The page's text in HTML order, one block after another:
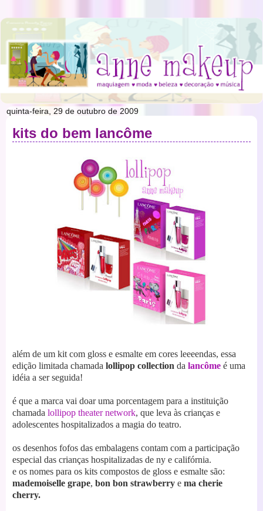
quinta-feira, 29 de outubro de 2009
kits do bem lancôme
além de um kit com gloss e esmalte em cores leeeendas, essa
edição limitada chamada lollipop collection da lancôme é uma
idéia a ser seguida!
é que a marca vai doar uma porcentagem para a instituição
chamada lollipop theater network, que leva às crianças e
adolescentes hospitalizados a magia do teatro.
os desenhos fofos das embalagens contam com a participação
especial das crianças hospitalizadas de ny e califórnia.
e os nomes para os kits compostos de gloss e esmalte são:
mademoiselle grape, bon bon strawberry e ma cherie
cherry.